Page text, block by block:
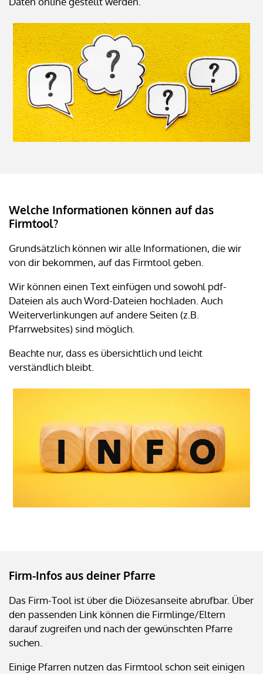
Welche Informationen können auf das
Firmtool?
Grundsätzlich können wir alle Informationen, die wir
von dir bekommen, auf das Firmtool geben.
Wir können einen Text einfügen und sowohl pdf-
Dateien als auch Word-Dateien hochladen. Auch
Weiterverlinkungen auf andere Seiten (z.B.
Pfarrwebsites) sind möglich.
Beachte nur, dass es übersichtlich und leicht
verständlich bleibt.
Firm-Infos aus deiner Pfarre
Das Firm-Tool ist über die Diözesanseite abrufbar. Über
den passenden Link können die Firmlinge/Eltern
darauf zugreifen und nach der gewünschten Pfarre
suchen.
Einige Pfarren nutzen das Firmtool schon seit einigen